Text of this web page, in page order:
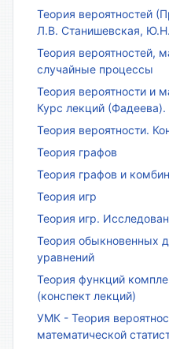
Теория вероятностей
Л.В. Станишевская,
Теория вероятностей,
случайные процессы
Теория вероятности и
Курс лекций (Фадеева).
Теория вероятности.
Теория графов
Теория графов и
Теория игр
Теория игр.
Теория обыкновенных
уравнений
Теория функций
(конспект лекций)
УМК - Теория
математической